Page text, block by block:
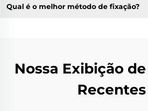
Qual é o melhor método de fixação?
Nossa Exibição
Recentes